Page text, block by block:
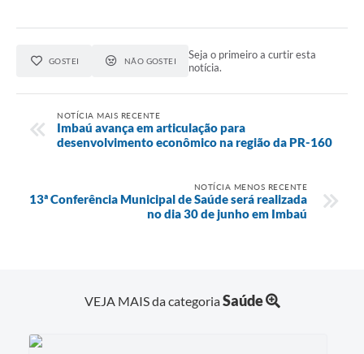
GOSTEI NÃO GOSTEI
Seja o primeiro a curtir esta
notícia.
NOTÍCIA MAIS RECENTE
Imbaú avança em articulação para
desenvolvimento econômico na região da PR-160
NOTÍCIA MENOS RECENTE
13ª Conferência Municipal de Saúde será realizada
no dia 30 de junho em Imbaú
VEJA MAIS da categoriaSaúde